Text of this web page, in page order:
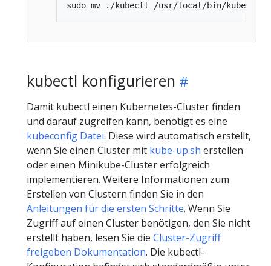
kubectl konfigurieren
Damit kubectl einen Kubernetes-Cluster finden
und darauf zugreifen kann, benötigt es eine
kubeconfig Datei. Diese wird automatisch erstellt,
wenn Sie einen Cluster mit kube-up.sh erstellen
oder einen Minikube-Cluster erfolgreich
implementieren. Weitere Informationen zum
Erstellen von Clustern finden Sie in den
Anleitungen für die ersten Schritte. Wenn Sie
Zugriff auf einen Cluster benötigen, den Sie nicht
erstellt haben, lesen Sie die Cluster-Zugriff
freigeben Dokumentation. Die kubectl-